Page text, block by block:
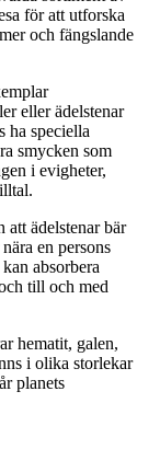
för att utforska
och fängslande
eller ädelstenar
ha speciella
smycken som
i evigheter,
att ädelstenar bär
en persons
absorbera
till och med
hematit, galen,
i olika storlekar
planets